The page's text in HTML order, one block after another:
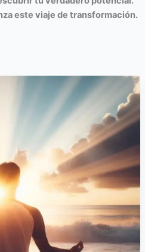
este viaje de transformación.